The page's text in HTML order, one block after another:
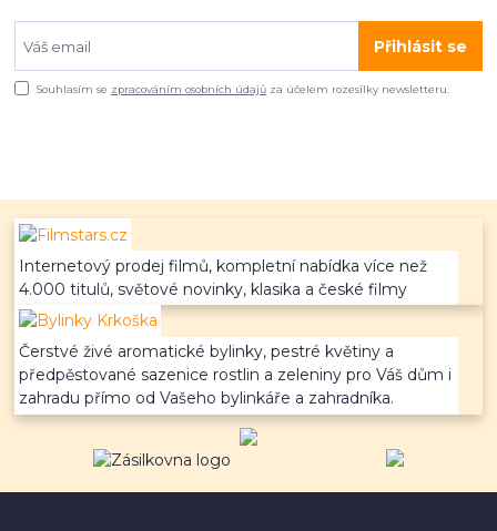
Přihlásit se
Souhlasím se zpracováním osobních údajů za účelem rozesílky newsletteru.
Internetový prodej filmů, kompletní nabídka více než
4.000 titulů, světové novinky, klasika a české filmy
Čerstvé živé aromatické bylinky, pestré květiny a
předpěstované sazenice rostlin a zeleniny pro Váš dům i
zahradu přímo od Vašeho bylinkáře a zahradníka.